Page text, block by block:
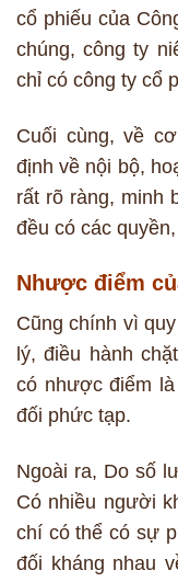
cổ phiếu của
chúng, công ty
chỉ có công ty cổ
Cuối cùng, về
định về nội bộ,
rất rõ ràng, minh
đều có các
Nhược điểm
Cũng chính vì
lý, điều hành
có nhược điểm
đối phức tạp.
Ngoài ra, Do số
Có nhiều người
chí có thể có sự
đối kháng nhau